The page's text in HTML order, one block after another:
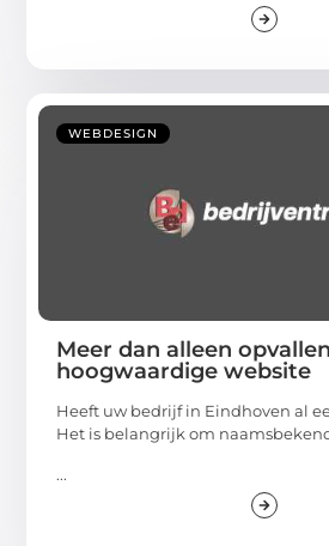
WEBDESIGN
Meer dan alleen
hoogwaardige website
Heeft uw bedrijf in Eindhoven al
Het is belangrijk om
...